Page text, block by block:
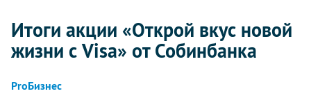
Итоги акции «Открой вкус новой
жизни с Visa» от Собинбанка
ProБизнес